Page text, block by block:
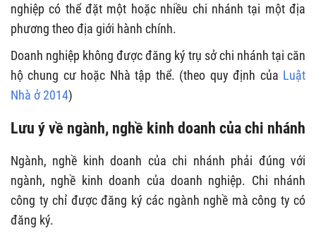
nghiệp có thể đặt một hoặc nhiều chi nhánh tại một địa
phương theo địa giới hành chính.
Doanh nghiệp không được đăng ký trụ sở chi nhánh tại căn
hộ chung cư hoặc Nhà tập thể. (theo quy định của Luật
Nhà ở 2014)
Lưu ý về ngành, nghề kinh doanh của chi nhánh
Ngành, nghề kinh doanh của chi nhánh phải đúng với
ngành, nghề kinh doanh của doanh nghiệp. Chi nhánh
công ty chỉ được đăng ký các ngành nghề mà công ty có
đăng ký.